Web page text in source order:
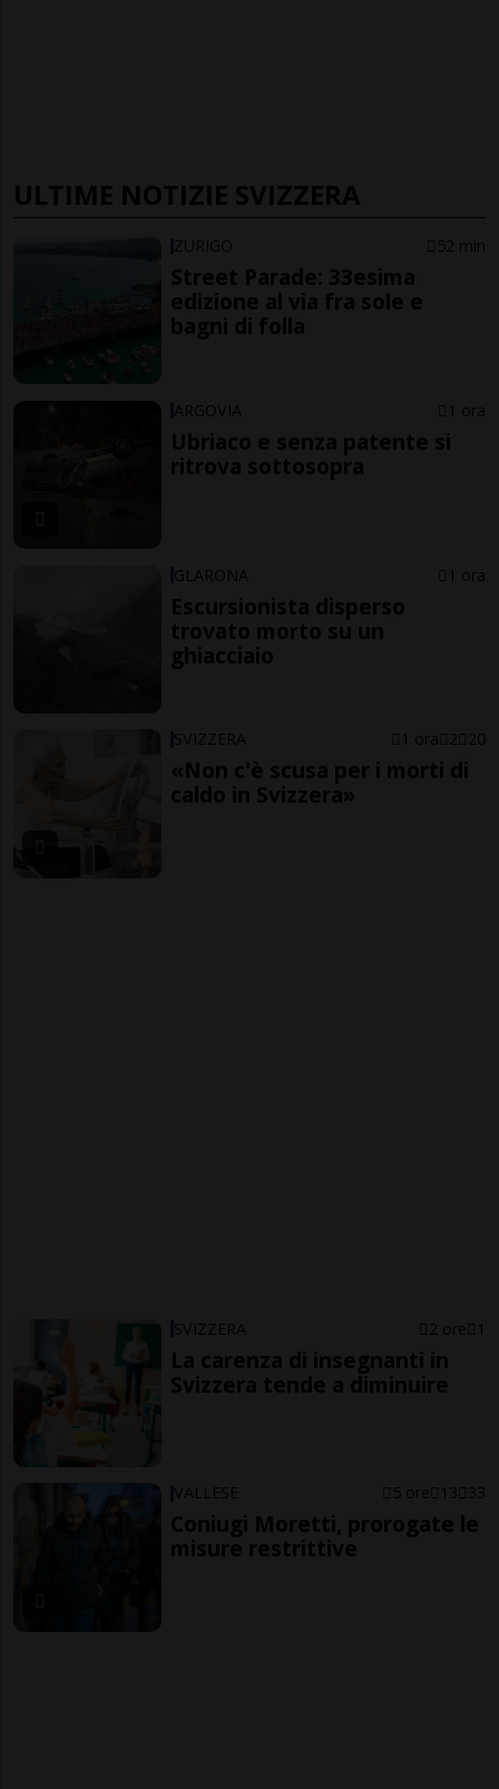
ULTIME NOTIZIE SVIZZERA
ZURIGO 52 min
Street Parade: 33esima
edizione al via fra sole e
bagni di folla
ARGOVIA 1 ora
Ubriaco e senza patente si
ritrova sottosopra
GLARONA 1 ora
Escursionista disperso
trovato morto su un
ghiacciaio
SVIZZERA 1 ora 2 20
«Non c'è scusa per i morti di
caldo in Svizzera»
SVIZZERA 2 ore 1
La carenza di insegnanti in
Svizzera tende a diminuire
VALLESE 5 ore 13 33
Coniugi Moretti, prorogate le
misure restrittive